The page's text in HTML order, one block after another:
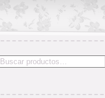
Buscar